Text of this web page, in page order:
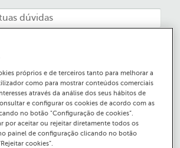
de Banca à
posso ver as
de
próprios e de terceiros tanto para melhorar a
como para mostrar conteúdos comerciais
através da análise dos seus hábitos de
e configurar os cookies de acordo com as
no botão "Configuração de cookies”.
por aceitar ou rejeitar diretamente todos os
painel de configuração clicando no botão
cookies”.